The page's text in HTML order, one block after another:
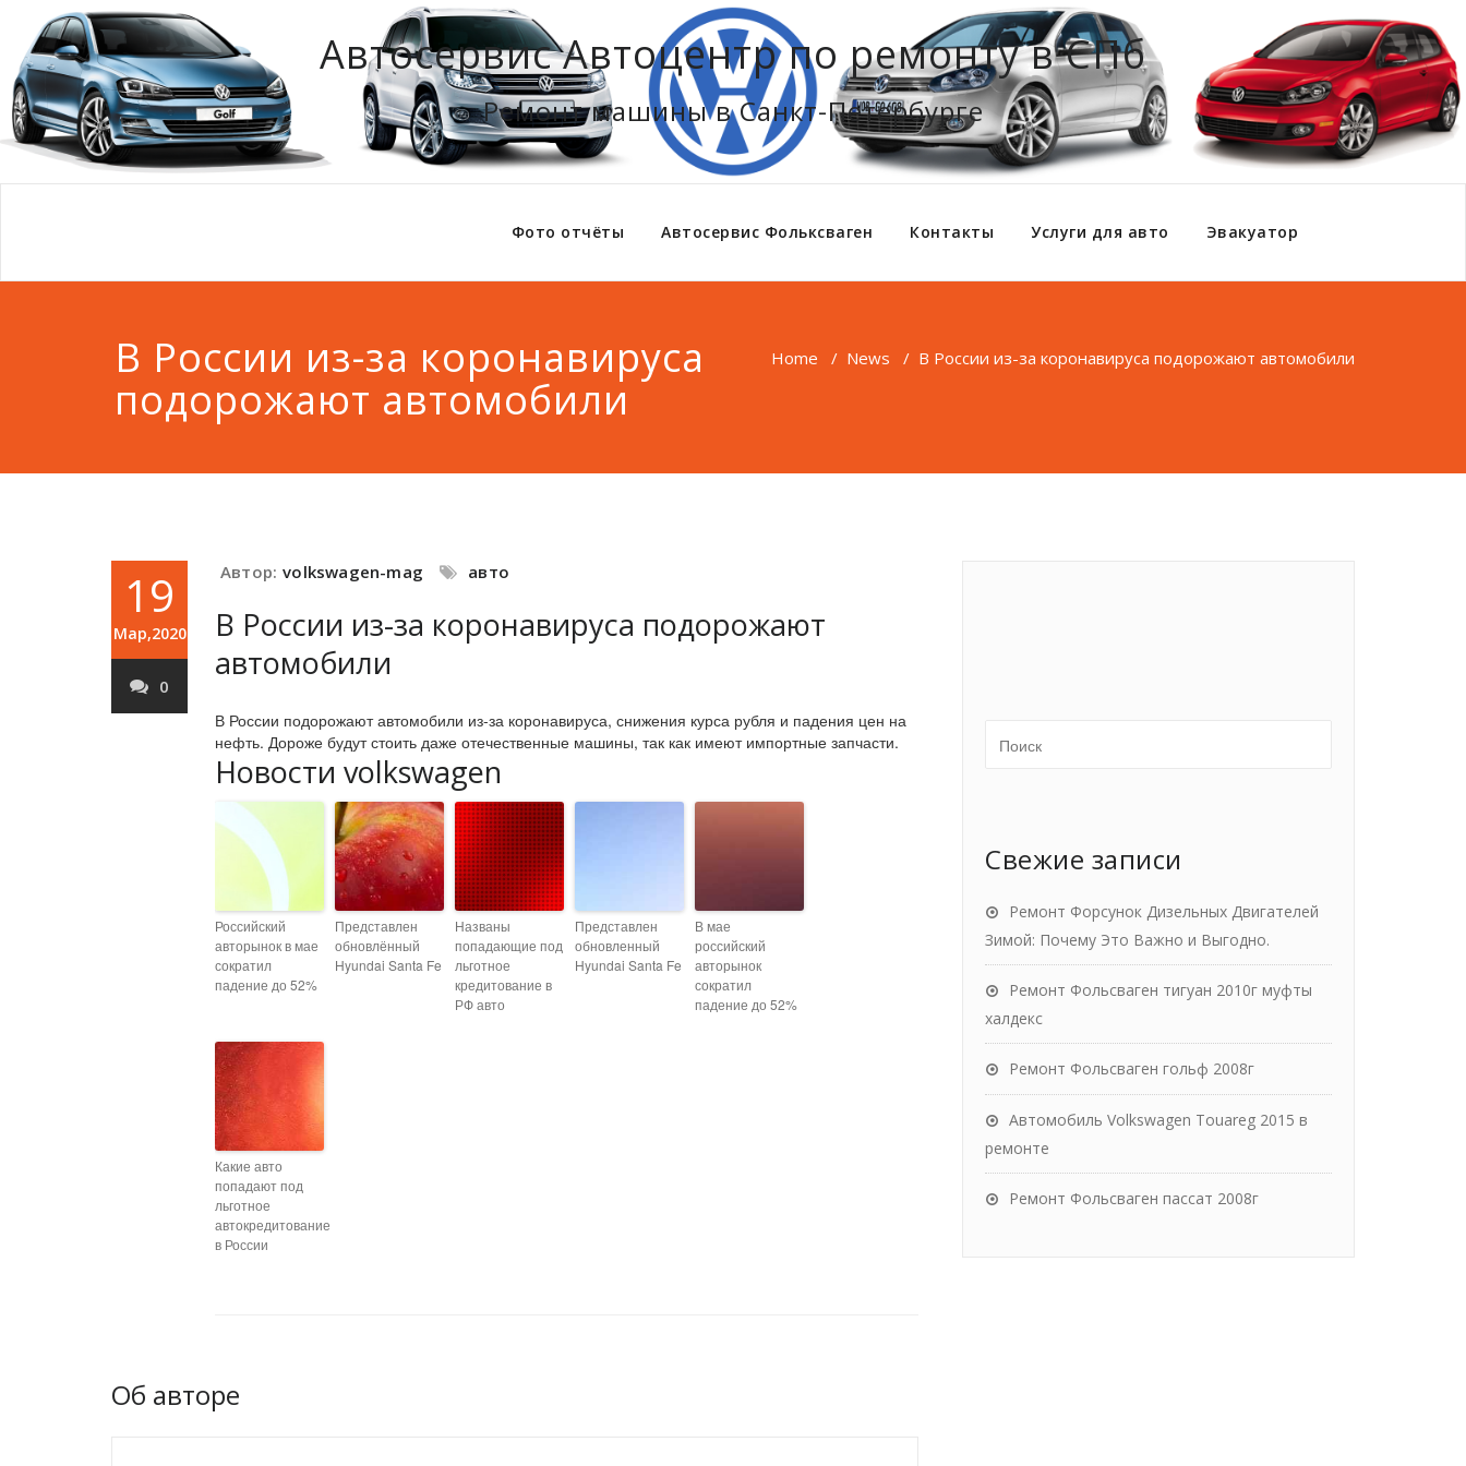
Автосервис Автоцентр по ремонту в СПб
Ремонт машины в Санкт-Петербурге
Фото отчёты Автосервис Фольксваген Контакты Услуги для авто Эвакуатор
В России из-за коронавируса
подорожают автомобили
Home / News / В России из-за коронавируса подорожают автомобили
19
Мар,2020
0
Автор: volkswagen-mag авто
В России из-за коронавируса подорожают
автомобили
В России подорожают автомобили из-за коронавируса, снижения курса рубля и падения цен на
нефть. Дороже будут стоить даже отечественные машины, так как имеют импортные запчасти.
Новости volkswagen
Российский
авторынок в мае
сократил
падение до 52%
Представлен
обновлённый
Hyundai Santa Fe
Названы
попадающие под
льготное
кредитование в
РФ авто
Представлен
обновленный
Hyundai Santa Fe
В мае
российский
авторынок
сократил
падение до 52%
Какие авто
попадают под
льготное
автокредитование
в России
Об авторе
Свежие записи
Ремонт Форсунок Дизельных Двигателей
Зимой: Почему Это Важно и Выгодно.
Ремонт Фольсваген тигуан 2010г муфты
халдекс
Ремонт Фольсваген гольф 2008г
Автомобиль Volkswagen Touareg 2015 в
ремонте
Ремонт Фольсваген пассат 2008г